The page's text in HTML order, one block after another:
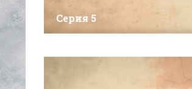
Серия 5